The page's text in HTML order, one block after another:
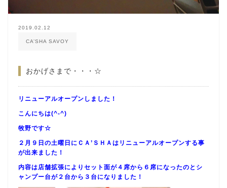
2019.02.12
CA’SHA SAVOY
おかげさまで・・・☆
リニューアルオープンしました！
こんにちは(^-^)
牧野です☆
２月９日の土曜日にＣＡ’ＳＨＡはリニューアルオープンする事
が出来ました！
内容は店舗拡張によりセット面が４席から６席になったのとシ
ャンプー台が２台から３台になりました！